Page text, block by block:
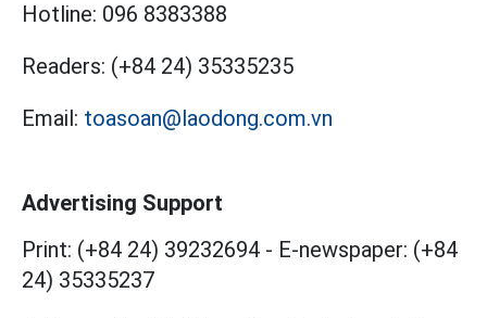
Hotline: 096 8383388
Readers: (+84 24) 35335235
Email: toasoan@laodong.com.vn
Advertising Support
Print: (+84 24) 39232694 - E-newspaper: (+84
24) 35335237